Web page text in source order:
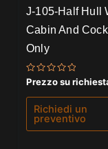
J-105-Half Hull
Cabin And
Only
Valutato
0
su
Prezzo su
Richiedi un
preventivo